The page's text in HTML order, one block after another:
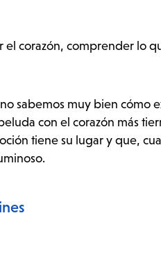
el corazón, comprender lo
sabemos muy bien cómo
con el corazón más
tiene su lugar y que,